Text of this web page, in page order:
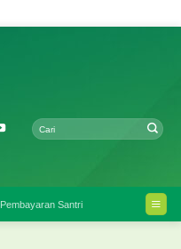
Pembayaran Santri